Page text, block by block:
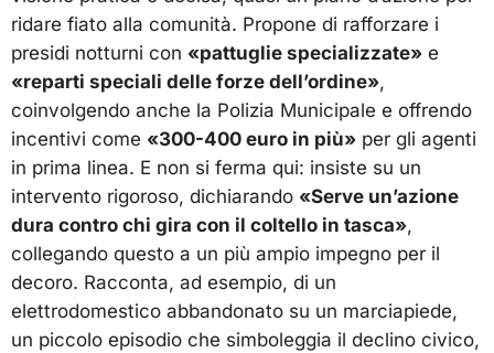
ridare fiato alla comunità. Propone di rafforzare i
presidi notturni con «pattuglie specializzate» e
«reparti speciali delle forze dell’ordine»,
coinvolgendo anche la Polizia Municipale e offrendo
incentivi come «300-400 euro in più» per gli agenti
in prima linea. E non si ferma qui: insiste su un
intervento rigoroso, dichiarando «Serve un’azione
dura contro chi gira con il coltello in tasca»,
collegando questo a un più ampio impegno per il
decoro. Racconta, ad esempio, di un
elettrodomestico abbandonato su un marciapiede,
un piccolo episodio che simboleggia il declino civico,